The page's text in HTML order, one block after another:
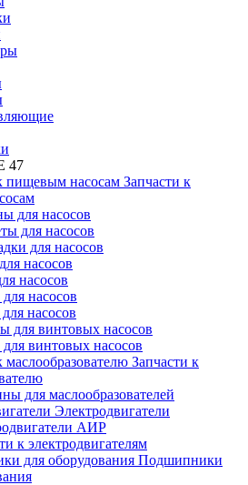
47
Запчасти к
для насосов
для насосов
для насосов
насосов
насосов
насосов
насосов
для винтовых насосов
винтовых насосов
Запчасти к
для маслообразователей
Электродвигатели
АИР
к электродвигателям
Подшипники